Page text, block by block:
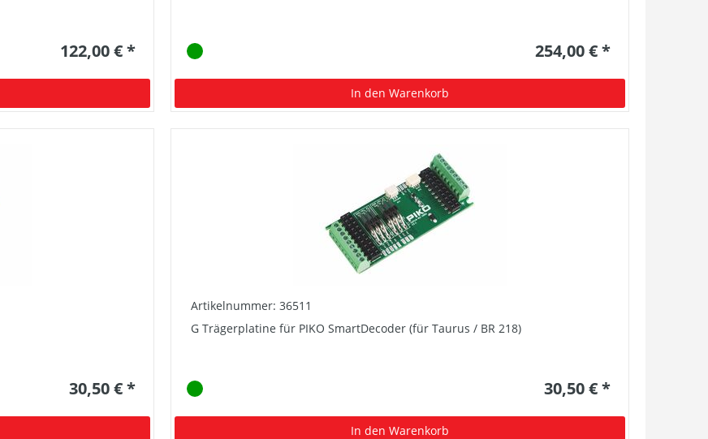
122,00 € * 254,00 € *
In den Warenkorb
30,50 € *
Artikelnummer: 36511
G Trägerplatine für PIKO SmartDecoder (für Taurus / BR 218)
30,50 € *
In den Warenkorb